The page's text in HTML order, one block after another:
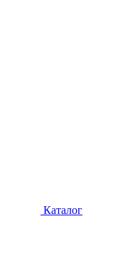
Каталог